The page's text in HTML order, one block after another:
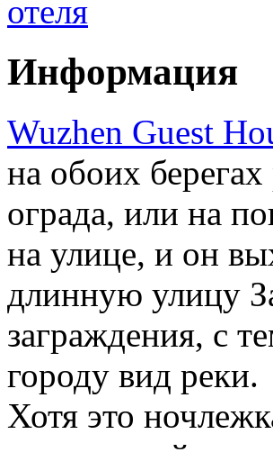
Информация
Wuzhen Guest
на обоих
ограда, или на
на улице, и он
длинную улицу
заграждения, с
городу вид реки.
Хотя это